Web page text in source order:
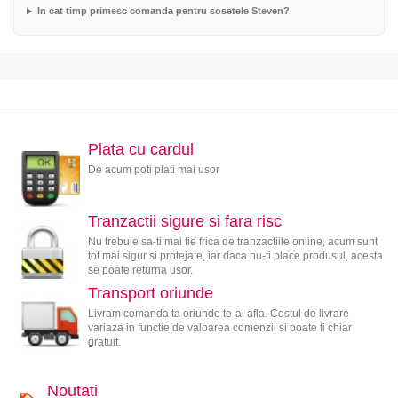
In cat timp primesc comanda pentru sosetele Steven?
Plata cu cardul
De acum poti plati mai usor
Tranzactii sigure si fara risc
Nu trebuie sa-ti mai fie frica de tranzactiile online, acum sunt
tot mai sigur si protejate, iar daca nu-ti place produsul, acesta
se poate returna usor.
Transport oriunde
Livram comanda ta oriunde te-ai afla. Costul de livrare
variaza in functie de valoarea comenzii si poate fi chiar
gratuit.
Noutati